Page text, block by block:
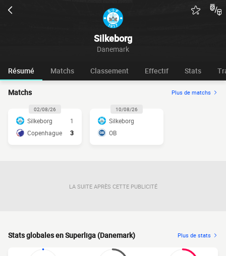
Silkeborg
Danemark
Résumé Matchs Classement Effectif Stats
Matchs Plus de matchs
02/08/26
Silkeborg
1
Copenhague
3
10/08/26
Silkeborg
OB
LA SUITE APRÈS CETTE PUBLICITÉ
Stats globales en Superliga (Danemark) Plus de stats